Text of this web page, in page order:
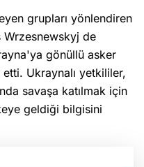
grupları yönlendiren
Wrzesnewskyj de
gönüllü asker
Ukraynalı yetkililer,
savaşa katılmak için
geldiği bilgisini